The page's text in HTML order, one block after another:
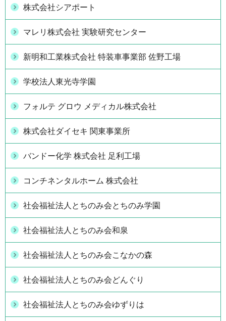
株式会社シアポート
マレリ株式会社 実験研究センター
新明和工業株式会社 特装車事業部 佐野工場
学校法人東光寺学園
フォルテ グロウ メディカル株式会社
株式会社ダイセキ 関東事業所
バンドー化学 株式会社 足利工場
コンチネンタルホーム 株式会社
社会福祉法人とちのみ会とちのみ学園
社会福祉法人とちのみ会和泉
社会福祉法人とちのみ会こなかの森
社会福祉法人とちのみ会どんぐり
社会福祉法人とちのみ会ゆずりは